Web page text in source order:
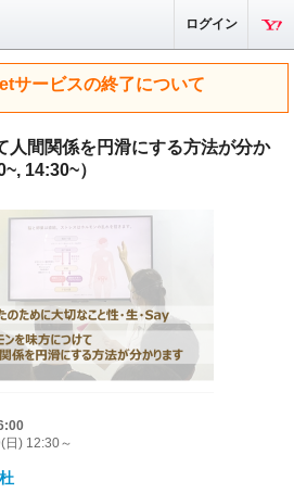
ログイン
サービスの終了について
人間関係を円滑にする方法が分か
14:30~）
) 12:30～